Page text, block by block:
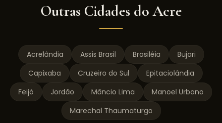
Outras Cidades doAcre
Acrelândia Assis Brasil Brasiléia
Bujari
Capixaba
Cruzeiro do Sul
Epitaciolândia
Feijó
Jordão Mâncio Lima
Manoel Urbano
Marechal Thaumaturgo